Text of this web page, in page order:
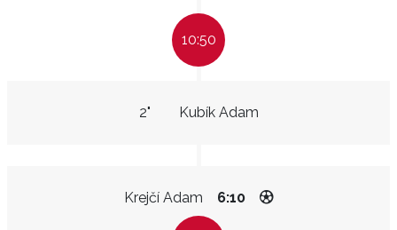
10:50
Kubík Adam
2"
Krejčí Adam 6:10